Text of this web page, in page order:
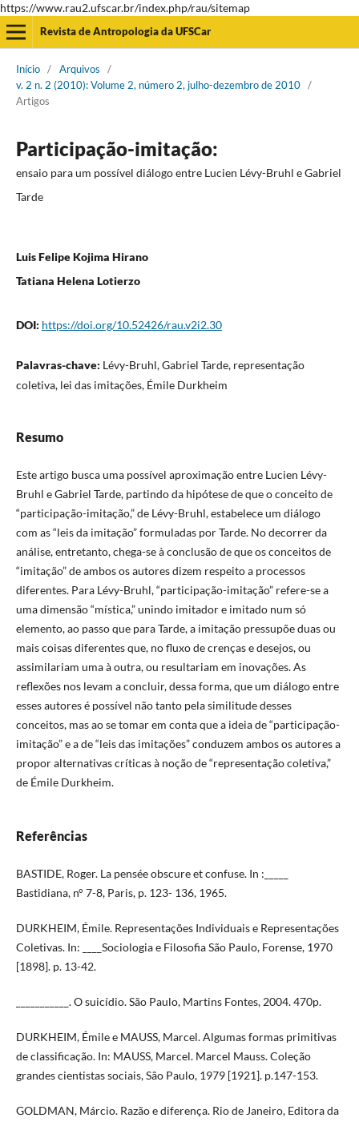
https://www.rau2.ufscar.br/index.php/rau/sitemap
Revista de Antropologia da UFSCar
Início / Arquivos
/
v. 2 n. 2 (2010): Volume 2, número 2, julho-dezembro de 2010 /
Artigos
Participação-imitação:
ensaio para um possível diálogo entre Lucien Lévy-Bruhl e Gabriel
Tarde
Luis Felipe Kojima Hirano
Tatiana Helena Lotierzo
DOI: https://doi.org/10.52426/rau.v2i2.30
Palavras-chave: Lévy-Bruhl, Gabriel Tarde, representação
coletiva, lei das imitações, Émile Durkheim
Resumo
Este artigo busca uma possível aproximação entre Lucien Lévy-
Bruhl e Gabriel Tarde, partindo da hipótese de que o conceito de
“participação-imitação,” de Lévy-Bruhl, estabelece um diálogo
com as “leis da imitação” formuladas por Tarde. No decorrer da
análise, entretanto, chega-se à conclusão de que os conceitos de
“imitação” de ambos os autores dizem respeito a processos
diferentes. Para Lévy-Bruhl, “participação-imitação” refere-se a
uma dimensão “mística,” unindo imitador e imitado num só
elemento, ao passo que para Tarde, a imitação pressupõe duas ou
mais coisas diferentes que, no fluxo de crenças e desejos, ou
assimilariam uma à outra, ou resultariam em inovações. As
reflexões nos levam a concluir, dessa forma, que um diálogo entre
esses autores é possível não tanto pela similitude desses
conceitos, mas ao se tomar em conta que a ideia de “participação-
imitação” e a de “leis das imitações” conduzem ambos os autores a
propor alternativas críticas à noção de “representação coletiva,”
de Émile Durkheim.
Referências
BASTIDE, Roger. La pensée obscure et confuse. In :_____
Bastidiana, n° 7-8, Paris, p. 123- 136, 1965.
DURKHEIM, Émile. Representações Individuais e Representações
Coletivas. In: ____Sociologia e Filosofia São Paulo, Forense, 1970
[1898]. p. 13-42.
___________. O suicídio. São Paulo, Martins Fontes, 2004. 470p.
DURKHEIM, Émile e MAUSS, Marcel. Algumas formas primitivas
de classificação. In: MAUSS, Marcel. Marcel Mauss. Coleção
grandes cientistas sociais, São Paulo, 1979 [1921]. p.147-153.
GOLDMAN, Márcio. Razão e diferença. Rio de Janeiro, Editora da